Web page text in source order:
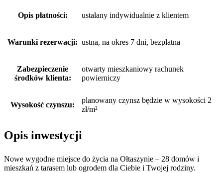
Opis płatności: ustalany indywidualnie z klientem
Warunki rezerwacji: ustna, na okres 7 dni, bezpłatna
Zabezpieczenie
środków klienta:
otwarty mieszkaniowy rachunek
powierniczy
Wysokość czynszu:
planowany czynsz będzie w wysokości 2
zł/m²
Opis inwestycji
Nowe wygodne miejsce do życia na Ołtaszynie – 28 domów i
mieszkań z tarasem lub ogrodem dla Ciebie i Twojej rodziny.